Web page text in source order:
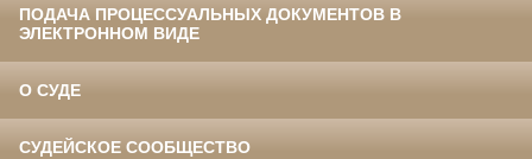
ПОДАЧА ПРОЦЕССУАЛЬНЫХ ДОКУМЕНТОВ В
ЭЛЕКТРОННОМ ВИДЕ
О СУДЕ
СУДЕЙСКОЕ СООБЩЕСТВО